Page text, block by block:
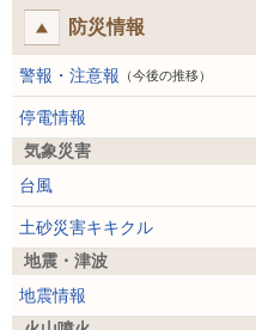
防災情報
警報・注意報 （今後の推移）
停電情報
気象災害
台風
土砂災害キキクル
地震・津波
地震情報